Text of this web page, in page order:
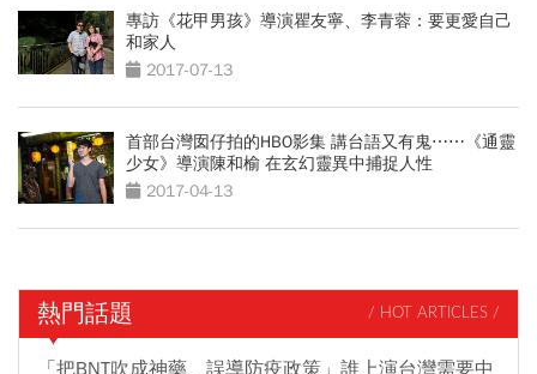
專訪《花甲男孩》導演瞿友寧、李青蓉：要更愛自己
和家人
2017-07-13
首部台灣囡仔拍的HBO影集 講台語又有鬼⋯⋯《通靈
少女》導演陳和榆 在玄幻靈異中捕捉人性
2017-04-13
熱門話題 / HOT ARTICLES /
「把BNT吹成神藥、誤導防疫政策」誰上演台灣需要中